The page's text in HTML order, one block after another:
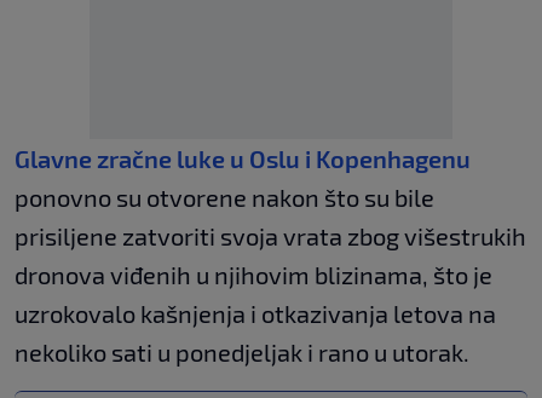
Glavne zračne luke u Oslu i Kopenhagenu
ponovno su otvorene nakon što su bile
prisiljene zatvoriti svoja vrata zbog višestrukih
dronova viđenih u njihovim blizinama, što je
uzrokovalo kašnjenja i otkazivanja letova na
nekoliko sati u ponedjeljak i rano u utorak.